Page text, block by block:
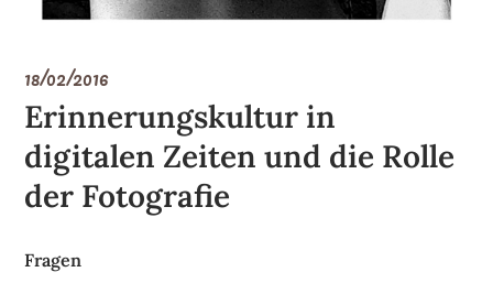
18/02/2016
Erinnerungskultur in
digitalen Zeiten und die Rolle
der Fotografie
Fragen